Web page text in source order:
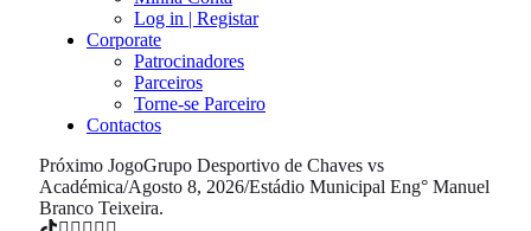
Log in | Registar
Corporate
Patrocinadores
Parceiros
Torne-se Parceiro
Contactos
Próximo JogoGrupo Desportivo de Chaves vs
Académica/Agosto 8, 2026/Estádio Municipal Eng° Manuel
Branco Teixeira.